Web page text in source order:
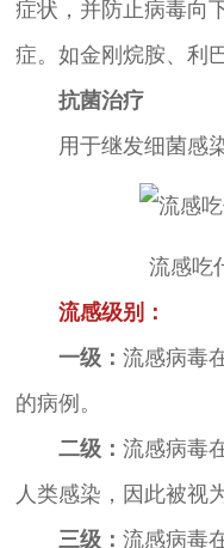
症状，并防止病毒向
症。如金刚烷胺、利
抗菌治疗
用于继发细菌感染
流感吃
流感级别：
一级： 流感病毒
的病例。
二级： 流感病毒
人类感染，因此被视
三级： 流感病毒